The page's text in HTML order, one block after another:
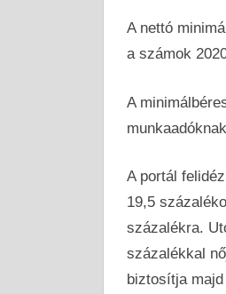
A nettó
a számok
A
A portál
19,5
százalékra.
százalékkal
biztosítja